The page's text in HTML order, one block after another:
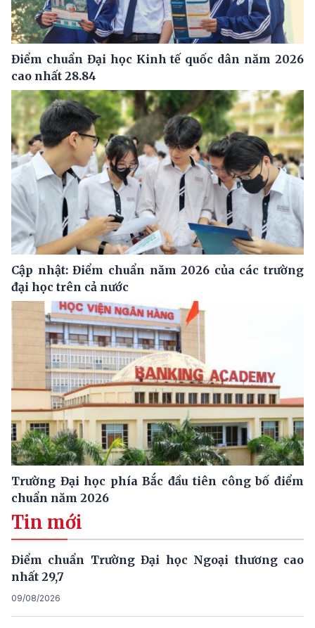
Điểm chuẩn Đại học Kinh tế quốc dân năm 2026
cao nhất 28.84
Cập nhật: Điểm chuẩn năm 2026 của các trường
đại học trên cả nước
Trường Đại học phía Bắc đầu tiên công bố điểm
chuẩn năm 2026
Tin mới
Điểm chuẩn Trường Đại học Ngoại thương cao
nhất 29,7
09/08/2026